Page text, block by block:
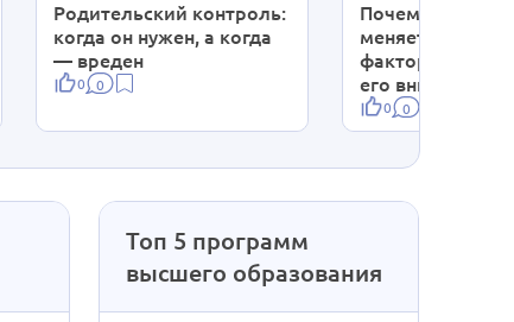
Родительский контроль:
когда он нужен, а когда
— вреден
0 0
Почему
меняет кружки:
факторы,
его внимание и
0 0
Топ 5 программ
высшего образования